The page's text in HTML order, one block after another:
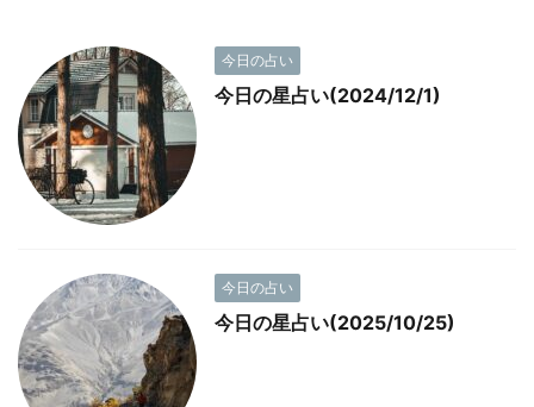
今日の占い
今日の星占い(2024/12/1)
今日の占い
今日の星占い(2025/10/25)